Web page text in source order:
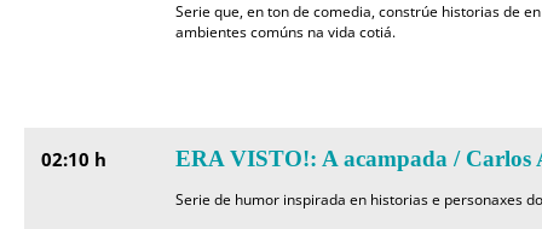
Serie que, en ton de comedia, constrúe historias de
ambientes comúns na vida cotiá.
02:10 h ERA VISTO!: A acampada / Carlos
Serie de humor inspirada en historias e personaxes